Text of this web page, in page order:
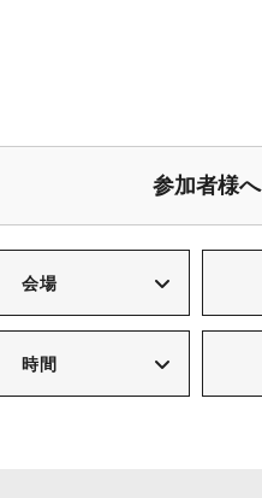
参加者様へ
会場
時間